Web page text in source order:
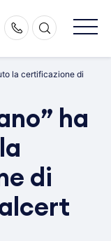
la certificazione di
ha
di